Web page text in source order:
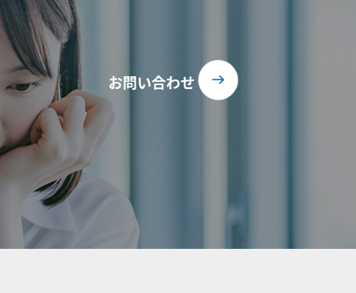
お問い合わせ